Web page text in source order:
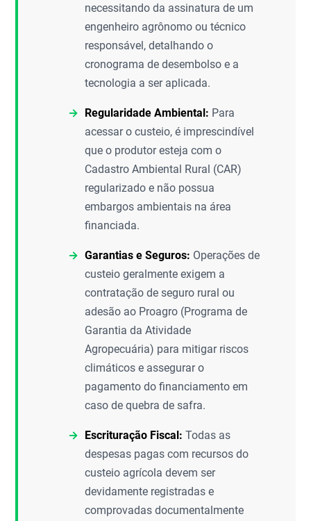
necessitando da assinatura de um
engenheiro agrônomo ou técnico
responsável, detalhando o
cronograma de desembolso e a
tecnologia a ser aplicada.
Regularidade Ambiental: Para
acessar o custeio, é imprescindível
que o produtor esteja com o
Cadastro Ambiental Rural (CAR)
regularizado e não possua
embargos ambientais na área
financiada.
Garantias e Seguros: Operações de
custeio geralmente exigem a
contratação de seguro rural ou
adesão ao Proagro (Programa de
Garantia da Atividade
Agropecuária) para mitigar riscos
climáticos e assegurar o
pagamento do financiamento em
caso de quebra de safra.
Escrituração Fiscal: Todas as
despesas pagas com recursos do
custeio agrícola devem ser
devidamente registradas e
comprovadas documentalmente